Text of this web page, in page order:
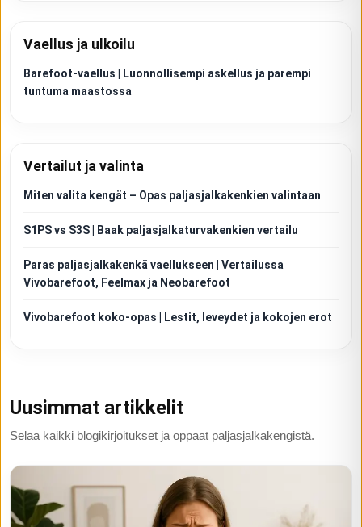
Vaellus ja ulkoilu
Barefoot-vaellus | Luonnollisempi askellus ja parempi
tuntuma maastossa
Vertailut ja valinta
Miten valita kengät – Opas paljasjalkakenkien valintaan
S1PS vs S3S | Baak paljasjalkaturvakenkien vertailu
Paras paljasjalkakenkä vaellukseen | Vertailussa
Vivobarefoot, Feelmax ja Neobarefoot
Vivobarefoot koko-opas | Lestit, leveydet ja kokojen erot
Uusimmat artikkelit
Selaa kaikki blogikirjoitukset ja oppaat paljasjalkakengistä.